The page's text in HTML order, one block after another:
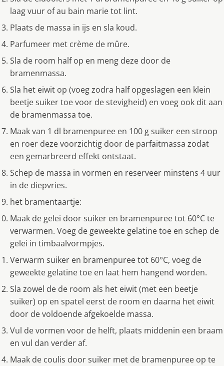
laag vuur of au bain marie tot lint.
Plaats de massa in ijs en sla koud.
Parfumeer met crème de mûre.
Sla de room half op en meng deze door de
bramenmassa.
Sla het eiwit op (voeg zodra half opgeslagen een klein
beetje suiker toe voor de stevigheid) en voeg ook dit aan
de bramenmassa toe.
Maak van 1 dl bramenpuree en 100 g suiker een stroop
en roer deze voorzichtig door de parfaitmassa zodat
een gemarbreerd effekt ontstaat.
Schep de massa in vormen en reserveer minstens 4 uur
in de diepvries.
het bramentaartje:
Maak de gelei door suiker en bramenpuree tot 60°C te
verwarmen. Voeg de geweekte gelatine toe en schep de
gelei in timbaalvormpjes.
Verwarm suiker en bramenpuree tot 60°C, voeg de
geweekte gelatine toe en laat hem hangend worden.
Sla zowel de de room als het eiwit (met een beetje
suiker) op en spatel eerst de room en daarna het eiwit
door de voldoende afgekoelde massa.
Vul de vormen voor de helft, plaats middenin een braam
en vul dan verder af.
Maak de coulis door suiker met de bramenpuree op te